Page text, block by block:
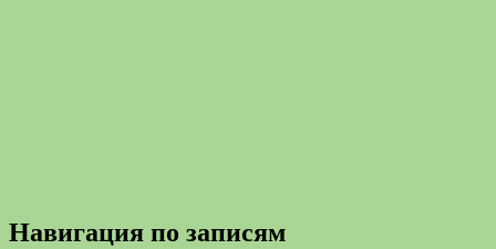
Навигация по записям